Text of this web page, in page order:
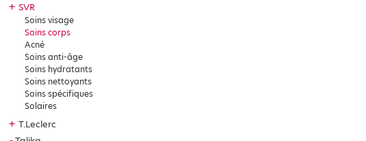
+ SVR
Soins visage
Soins corps
Acné
Soins anti-âge
Soins hydratants
Soins nettoyants
Soins spécifiques
Solaires
+ T.Leclerc